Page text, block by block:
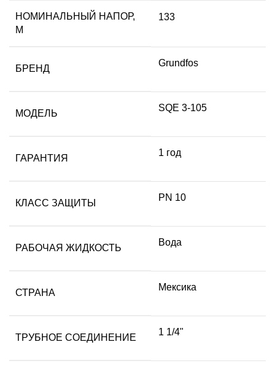
НОМИНАЛЬНЫЙ НАПОР,
М
133
БРЕНД
Grundfos
МОДЕЛЬ
SQE 3-105
ГАРАНТИЯ
1 год
КЛАСС ЗАЩИТЫ
PN 10
РАБОЧАЯ ЖИДКОСТЬ
Вода
СТРАНА
Мексика
ТРУБНОЕ СОЕДИНЕНИЕ
1 1/4"